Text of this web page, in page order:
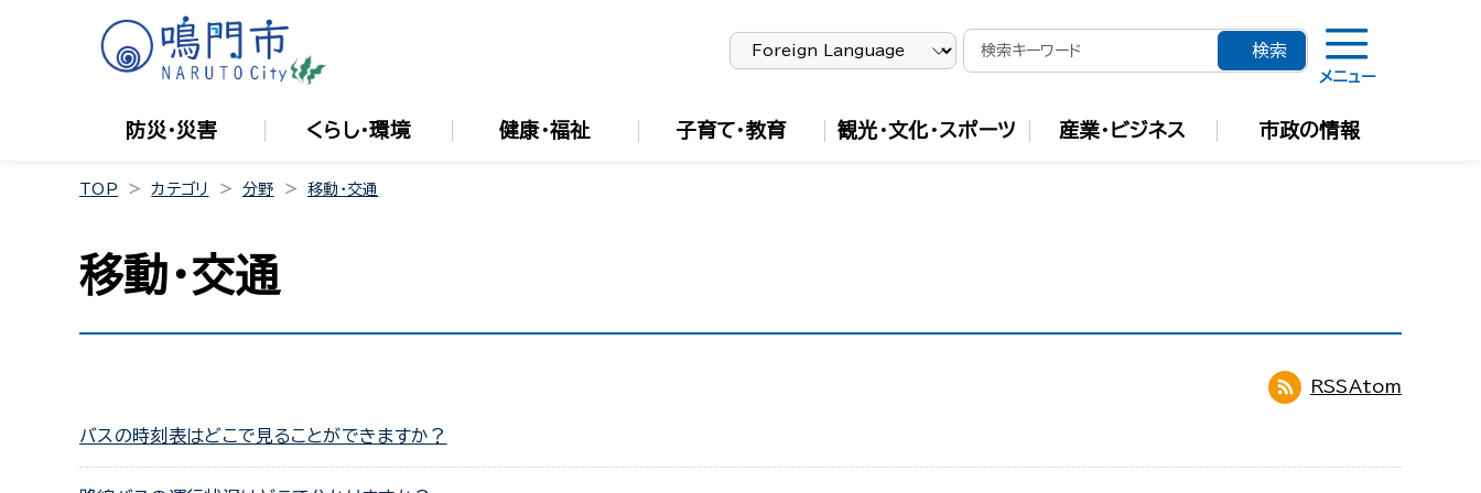
メニュー
防災・災害 くらし・環境 健康・福祉 子育て・教育 観光・文化・スポーツ 産業・ビジネス 市政の情報
TOP カテゴリ 分野 移動・交通
移動・交通
RSSAtom
バスの時刻表はどこで見ることができますか？